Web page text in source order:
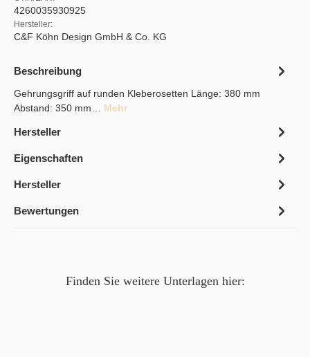
4260035930925
Hersteller:
C&F Köhn Design GmbH & Co. KG
Beschreibung
Gehrungsgriff auf runden Kleberosetten Länge: 380 mm
Abstand: 350 mm… Mehr
Hersteller
Eigenschaften
Hersteller
Bewertungen
Finden Sie weitere Unterlagen hier: